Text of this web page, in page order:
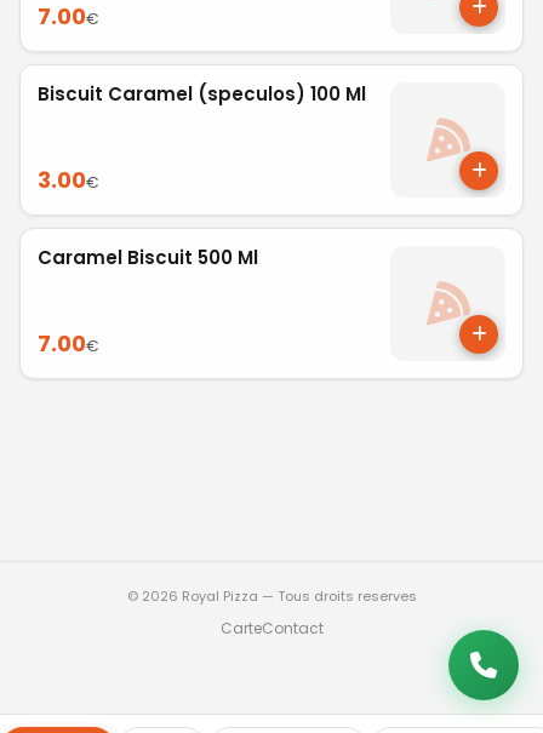
7.00€
Biscuit Caramel (speculos) 100 Ml
3.00€
Caramel Biscuit 500 Ml
7.00€
© 2026 Royal Pizza — Tous droits reserves
CarteContact